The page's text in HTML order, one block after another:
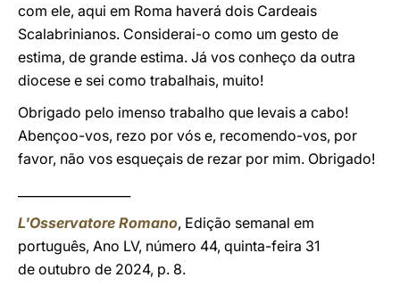
com ele, aqui em Roma haverá dois Cardeais
Scalabrinianos. Considerai-o como um gesto de
estima, de grande estima. Já vos conheço da outra
diocese e sei como trabalhais, muito!
Obrigado pelo imenso trabalho que levais a cabo!
Abençoo-vos, rezo por vós e, recomendo-vos, por
favor, não vos esqueçais de rezar por mim. Obrigado!
L'Osservatore Romano, Edição semanal em
português, Ano LV, número 44, quinta-feira 31
de outubro de 2024, p. 8.